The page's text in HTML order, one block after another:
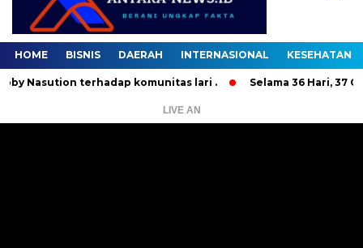
HOME BISNIS DAERAH INTERNASIONAL KESEHATAN
terhadap komunitas lari . Selama 36 Hari, 37 Orang
LIVE AN